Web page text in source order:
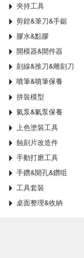
夾持工具
剪鉗&筆刀&手鋸
膠水&點膠
開模器&開件器
刻線&推刀&雕刻刀
噴筆&噴筆保養
拼裝模型
氣泵&氣泵保養
上色塗裝工具
蝕刻片改造件
手動打磨工具
手鑽&開孔&鑽咀
工具套裝
桌面整理&收納